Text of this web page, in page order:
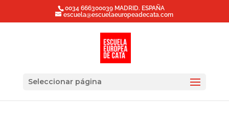
0034 666300039 MADRID. ESPAÑA
escuela@escuelaeuropeadecata.com
Seleccionar página